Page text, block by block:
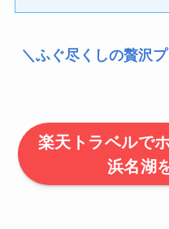
＼ふぐ尽くしの贅沢
楽天トラベルで
浜名湖